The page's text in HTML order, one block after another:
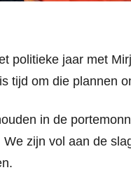
politieke jaar met
tijd om die plannen
in de
zijn vol aan de